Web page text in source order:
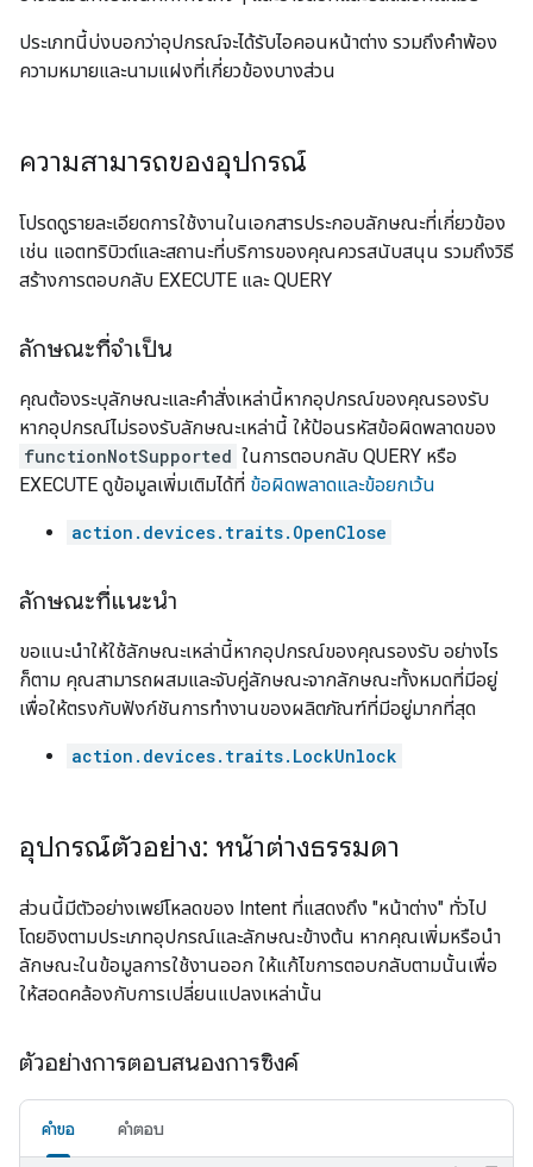
ประเภทนี้บ่งบอกว่าอุปกรณ์จะได้รับไอคอนหน้าต่าง รวมถึงคำพ้อง
ความหมายและนามแฝงที่เกี่ยวข้องบางส่วน
ความสามารถของอุปกรณ์
โปรดดูรายละเอียดการใช้งานในเอกสารประกอบลักษณะที่เกี่ยวข้อง
เช่น แอตทริบิวต์และสถานะที่บริการของคุณควรสนับสนุน รวมถึงวิธี
สร้างการตอบกลับ EXECUTE และ QUERY
ลักษณะที่จำเป็น
คุณต้องระบุลักษณะและคำสั่งเหล่านี้หากอุปกรณ์ของคุณรองรับ
หากอุปกรณ์ไม่รองรับลักษณะเหล่านี้ ให้ป้อนรหัสข้อผิดพลาดของ
functionNotSupported ในการตอบกลับ QUERY หรือ
EXECUTE ดูข้อมูลเพิ่มเติมได้ที่ ข้อผิดพลาดและข้อยกเว้น
action.devices.traits.OpenClose
ลักษณะที่แนะนำ
ขอแนะนำให้ใช้ลักษณะเหล่านี้หากอุปกรณ์ของคุณรองรับ อย่างไร
ก็ตาม คุณสามารถผสมและจับคู่ลักษณะจากลักษณะทั้งหมดที่มีอยู่
เพื่อให้ตรงกับฟังก์ชันการทำงานของผลิตภัณฑ์ที่มีอยู่มากที่สุด
action.devices.traits.LockUnlock
อุปกรณ์ตัวอย่าง: หน้าต่างธรรมดา
ส่วนนี้มีตัวอย่างเพย์โหลดของ Intent ที่แสดงถึง "หน้าต่าง" ทั่วไป
โดยอิงตามประเภทอุปกรณ์และลักษณะข้างต้น หากคุณเพิ่มหรือนำ
ลักษณะในข้อมูลการใช้งานออก ให้แก้ไขการตอบกลับตามนั้นเพื่อ
ให้สอดคล้องกับการเปลี่ยนแปลงเหล่านั้น
ตัวอย่างการตอบสนองการซิงค์
คำขอ คำตอบ